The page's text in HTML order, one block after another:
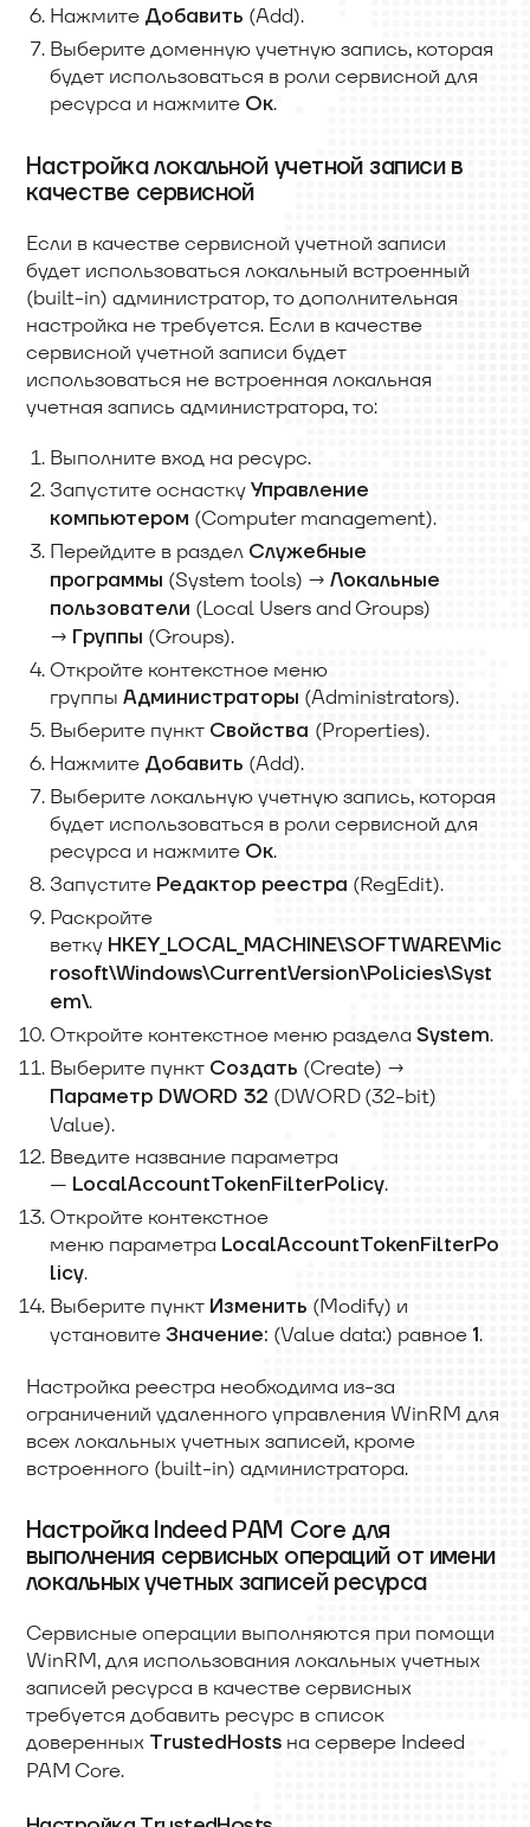
Нажмите Добавить (Add).
Выберите доменную учетную запись, которая
будет использоваться в роли сервисной для
ресурса и нажмите Ок.
Настройка локальной учетной записи в
качестве сервисной
Если в качестве сервисной учетной записи
будет использоваться локальный встроенный
(built-in) администратор, то дополнительная
настройка не требуется. Если в качестве
сервисной учетной записи будет
использоваться не встроенная локальная
учетная запись администратора, то:
Выполните вход на ресурс.
Запустите оснасткуУправление
компьютером (Computer management).
Перейдите в раздел Служебные
программы (System tools) → Локальные
пользователи (Local Users and Groups)
→ Группы (Groups).
Откройте контекстное меню
группы Администраторы (Administrators).
Выберите пункт Свойства (Properties).
Нажмите Добавить (Add).
Выберите локальную учетную запись, которая
будет использоваться в роли сервисной для
ресурса и нажмите Ок.
Запустите Редактор реестра (RegEdit).
Раскройте
ветку HKEY_ LOCAL MACHINE\SOFTWARE\Mic
rosoft\Windows\CurrentVersion\Policies\Syst
em\.
Откройте контекстное меню раздела System.
Выберите пункт Создать (Create) →
Параметр DWORD 32 (DWORD (32-bit)
Value).
Введите название параметра
— LocalAccountTokenFilterPolicy.
Откройте контекстное
меню параметра LocalAccountTokenFilterPo
licy.
Выберите пункт Изменить (Modify) и
установитеЗначение: (Value data:) равное 1.
Настройка реестра необходима из-за
ограничений удаленного управления WinRM для
всех локальных учетных записей, кроме
встроенного (built-in) администратора.
Настройка Indeed PAM Core для
выполнения сервисных операций от имени
локальных учетных записей ресурса
Сервисные операции выполняются при помощи
WinRM, для использования локальных учетных
записей ресурса в качестве сервисных
требуется добавить ресурс в список
доверенных TrustedHosts на сервере Indeed
PAM Core.